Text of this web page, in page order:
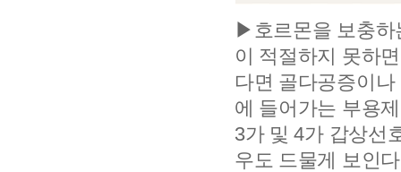
▶호르몬을 보충하
이 적절하지 못하
다면 골다공증이
에 들어가는 부용
3가 및 4가 갑상선
우도 드물게 보인